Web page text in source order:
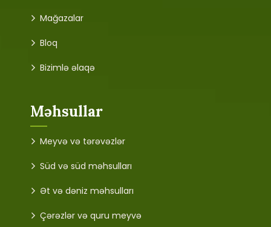
Mağazalar
Bloq
Bizimlə əlaqə
Məhsullar
Meyvə və tərəvəzlər
Süd və süd məhsulları
Ət və dəniz məhsulları
Çərəzlər və quru meyvə